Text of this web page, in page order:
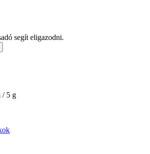
segít eligazodni.
/ 5 g